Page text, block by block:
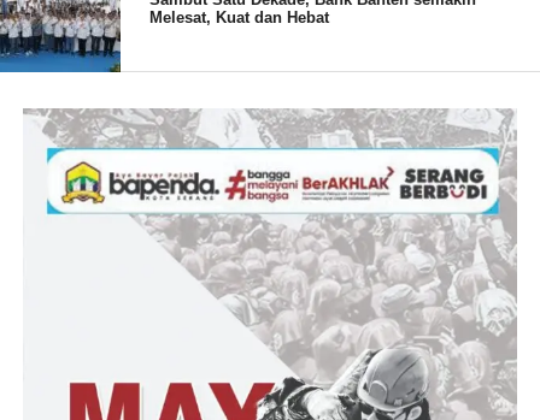
Melesat, Kuat dan Hebat